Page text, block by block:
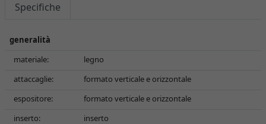
Specifiche
generalità
materiale:
legno
attaccaglie:
formato verticale e orizzontale
espositore:
formato verticale e orizzontale
inserto:
inserto